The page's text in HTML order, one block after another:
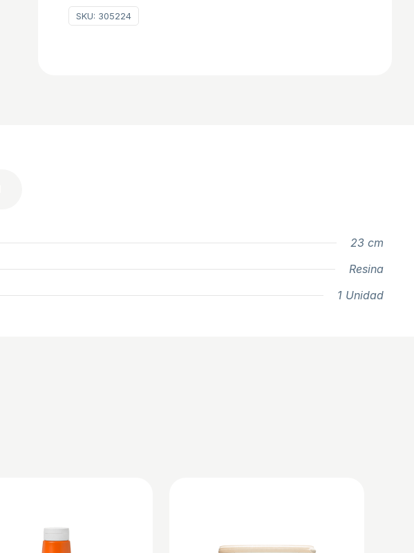
SKU: 305224
23 cm
Resina
1 Unidad